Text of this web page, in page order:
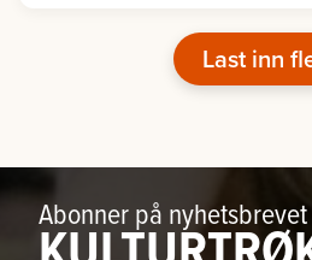
Last inn
Abonner på nyhetsbrevet